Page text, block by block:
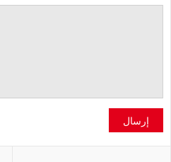
إرسال